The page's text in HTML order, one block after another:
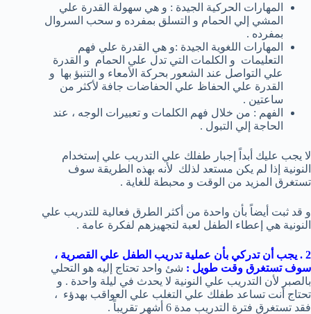
المهارات الحركية الجيدة : و هي سهولة القدرة علي
المشي إلي الحمام و التسلق بمفرده و سحب السروال
بمفرده .
المهارات اللغوية الجيدة :و هي القدرة علي فهم
التعليمات و الكلمات التي تدل علي الحمام و القدرة
علي التواصل عند الشعور بحركة الأمعاء و التنبؤ بها و
القدرة علي الحفاظ علي الحفاضات جافة لأكثر من
ساعتين .
الفهم : من خلال فهم الكلمات و تعبيرات الوجه ، عند
الحاجة إلي التبول .
لا يجب عليك أبداً إجبار طفلك علي التدريب علي إستخدام
النونية إذا لم يكن مستعد لذلك لأنه بهذه الطريقة سوف
تستغرق المزيد من الوقت و محبطة للغاية .
و قد ثبت أيضاً بأن واحدة من أكثر الطرق فعالية للتدريب علي
النونية هي إعطاء الطفل لعبة لتجهيزهم لفكرة عامة .
2 . يجب أن تدركي بأن عملية تدريب الطفل علي القصرية ،
سوف تستغرق وقت طويل : شئ واحد تحتاج إليه هو التحلي
بالصبر لأن التدريب علي النونية لا يحدث في ليلة واحدة . و
تحتاج أنت تساعد طفلك علي التغلب علي العواقب بهدؤء ،
فقد تستغرق فترة التدريب مدة 6 أشهر تقريباً .